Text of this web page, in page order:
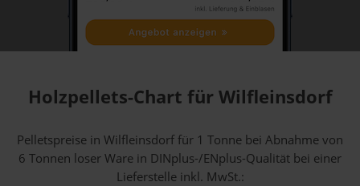
Holzpellets-Chart für Wilfleinsdorf
Pelletspreise in Wilfleinsdorf für 1 Tonne bei Abnahmevon
6 Tonnen loser Ware in DINplus-/ENplus-Qualität bei einer
Lieferstelle inkl. MwSt.: